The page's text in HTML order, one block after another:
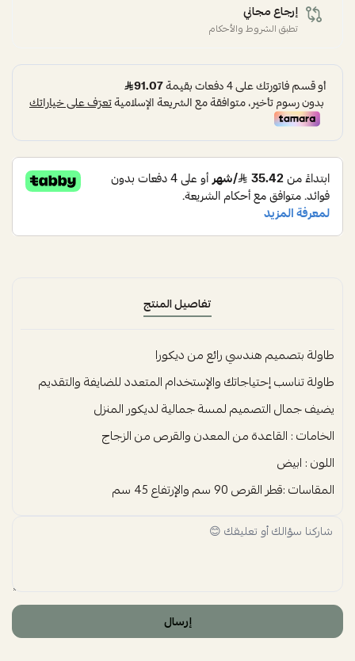
إرجاع مجاني
تطبق الشروط والأحكام
تفاصيل المنتج
طاولة بتصميم هندسي رائع من ديكورا
طاولة تناسب إحتياجاتك والإستخدام المتعدد للضايفة والتقديم
يضيف جمال التصميم لمسة جمالية لديكور المنزل
الخامات : القاعدة من المعدن والقرص من الزجاج
اللون : ابيض
المقاسات :قطر القرص 90 سم والإرتفاع 45 سم
إرسال